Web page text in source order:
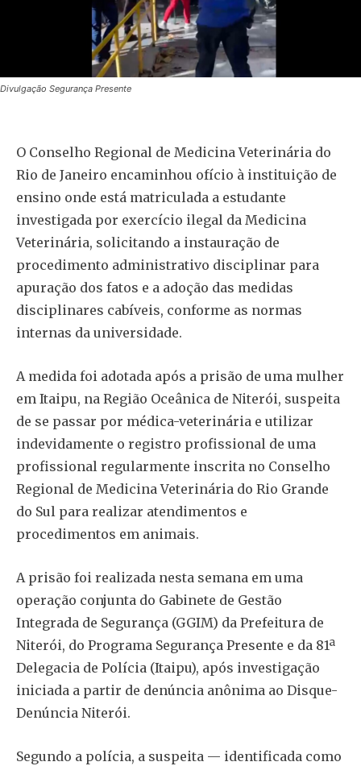
Divulgação Segurança Presente
O Conselho Regional de Medicina Veterinária do
Rio de Janeiro encaminhou ofício à instituição de
ensino onde está matriculada a estudante
investigada por exercício ilegal da Medicina
Veterinária, solicitando a instauração de
procedimento administrativo disciplinar para
apuração dos fatos e a adoção das medidas
disciplinares cabíveis, conforme as normas
internas da universidade.
A medida foi adotada após a prisão de uma mulher
em Itaipu, na Região Oceânica de Niterói, suspeita
de se passar por médica-veterinária e utilizar
indevidamente o registro profissional de uma
profissional regularmente inscrita no Conselho
Regional de Medicina Veterinária do Rio Grande
do Sul para realizar atendimentos e
procedimentos em animais.
A prisão foi realizada nesta semana em uma
operação conjunta do Gabinete de Gestão
Integrada de Segurança (GGIM) da Prefeitura de
Niterói, do Programa Segurança Presente e da 81ª
Delegacia de Polícia (Itaipu), após investigação
iniciada a partir de denúncia anônima ao Disque-
Denúncia Niterói.
Segundo a polícia, a suspeita — identificada como